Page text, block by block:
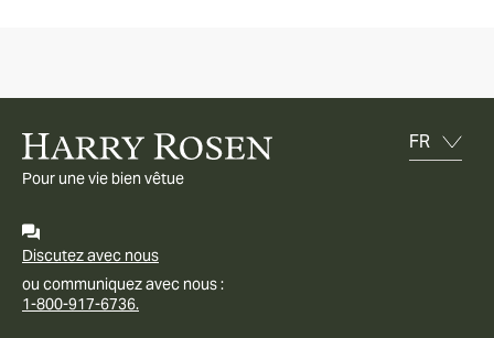
Pour une vie bien vêtue
Discutez avec nous
ou communiquez avec nous :
1-800-917-6736.